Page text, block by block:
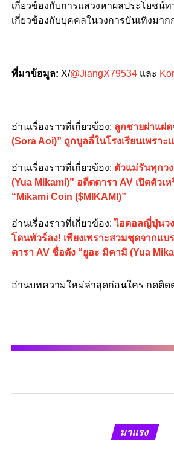
เกี่ยวข้องกับการแสวงหาผลประโยชน์ท
เกี่ยวข้องกับบุคคลในวงการบันเทิงมา
ที่มาข้อมูล: X/@JiangX79534และ
อ่านเรื่องราวที่เกี่ยวข้อง: ลูกชายฝาแฝ
(Sora Aoi)” ถูกบูลลี่ในโรงเรียนเพราะ
อ่านเรื่องราวที่เกี่ยวข้อง: ตัวแม่รันทุกว
(Yua Mikami)” อดีตดารา AV เปิดตัวเ
“Mikami Coin ($MIKAMI)”
อ่านเรื่องราวที่เกี่ยวข้อง:ไอดอลญี่ปุ่นวง
โดนทัวร์ลง! เพียงเพราะสวมชุดจากแบ
ดารา AV ชื่อดัง “ยูอะ มิคามิ (Yua
อ่านบทความใหม่ล่าสุดก่อนใคร กดติดต
มาแรง